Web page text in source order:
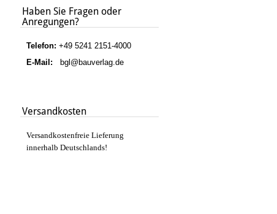
Haben Sie Fragen oder
Anregungen?
Telefon:+49 5241 2151-4000
E-Mail: bgl@bauverlag.de
Versandkosten
Versandkostenfreie Lieferung
innerhalb Deutschlands!